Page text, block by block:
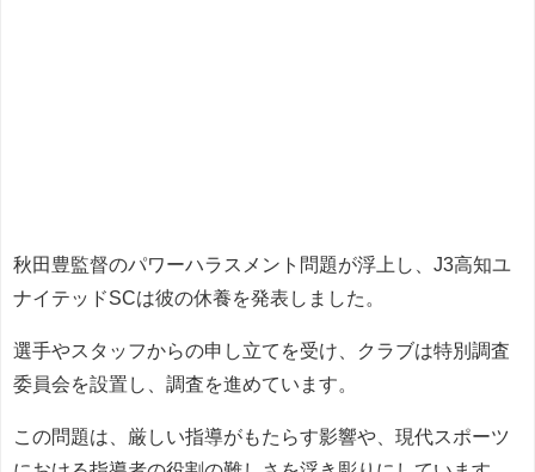
秋田豊監督のパワーハラスメント問題が浮上し、J3高知ユ
ナイテッドSCは彼の休養を発表しました。
選手やスタッフからの申し立てを受け、クラブは特別調査
委員会を設置し、調査を進めています。
この問題は、厳しい指導がもたらす影響や、現代スポーツ